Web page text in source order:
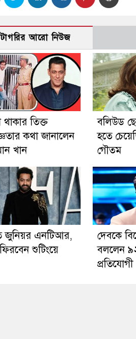
আরো নিউজ
তিক্ত
কথা জানালেন
খান
বলিউড
হতে
গৌতম
এনটিআর,
শুটিংয়ে
দেবকে
বললেন
প্রতিযোগী